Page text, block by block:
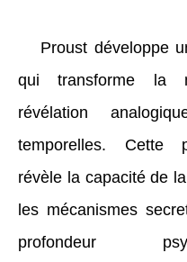
Proust développe
qui transforme la
révélation
temporelles. Cette
révèle la capacité de
les mécanismes
profondeur